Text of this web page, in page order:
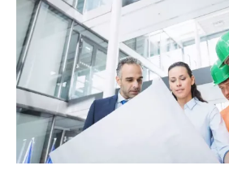
de
Activos